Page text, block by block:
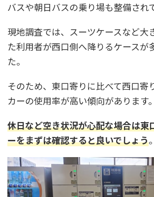
バスや朝日バスの乗り場も整備され
現地調査では、スーツケースなど大
た利用者が西口側へ降りるケースが
た。
そのため、東口寄りに比べて西口寄
カーの使用率が高い傾向があります。
休日など空き状況が心配な場合は東
ーをまずは確認すると良いでしょう。